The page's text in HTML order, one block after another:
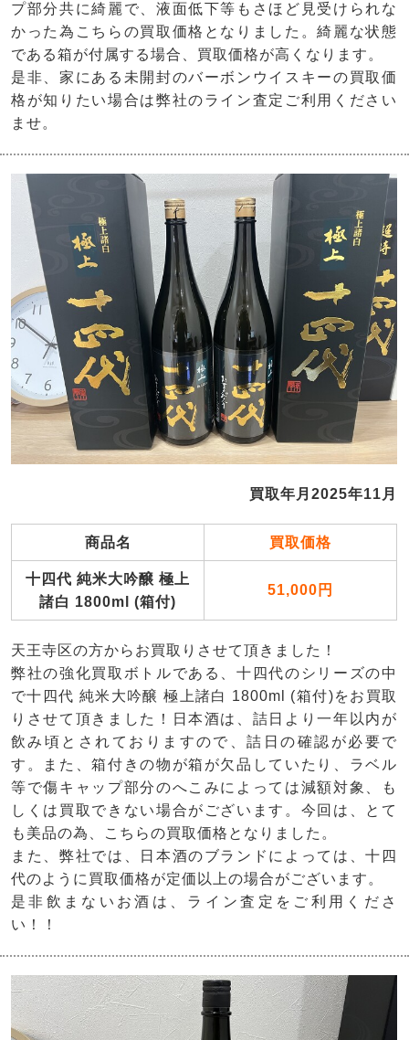
プ部分共に綺麗で、液面低下等もさほど見受けられな
かった為こちらの買取価格となりました。綺麗な状態
である箱が付属する場合、買取価格が高くなります。
是非、家にある未開封のバーボンウイスキーの買取価
格が知りたい場合は弊社のライン査定ご利用ください
ませ。
買取年月2025年11月
商品名 買取価格
十四代 純米大吟醸 極上
諸白 1800ml (箱付)
51,000円
天王寺区の方からお買取りさせて頂きました！
弊社の強化買取ボトルである、十四代のシリーズの中
で十四代 純米大吟醸 極上諸白 1800ml (箱付)をお買取
りさせて頂きました！日本酒は、詰日より一年以内が
飲み頃とされておりますので、詰日の確認が必要で
す。また、箱付きの物が箱が欠品していたり、ラベル
等で傷キャップ部分のへこみによっては減額対象、も
しくは買取できない場合がございます。今回は、とて
も美品の為、こちらの買取価格となりました。
また、弊社では、日本酒のブランドによっては、十四
代のように買取価格が定価以上の場合がございます。
是非飲まないお酒は、ライン査定をご利用くださ
い！！